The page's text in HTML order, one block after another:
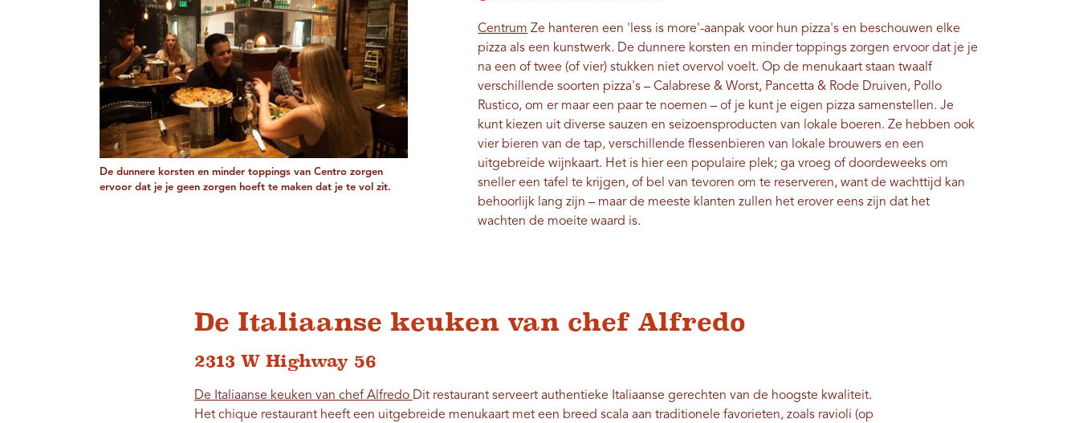
De dunnere korsten en minder toppings van Centro zorgen
ervoor dat je je geen zorgen hoeft te maken dat je te vol zit.
Centrum Ze hanteren een 'less is more'-aanpak voor hun pizza's en beschouwen elke
pizza als een kunstwerk. De dunnere korsten en minder toppings zorgen ervoor dat je je
na een of twee (of vier) stukken niet overvol voelt. Op de menukaart staan ​​twaalf
verschillende soorten pizza's – Calabrese & Worst, Pancetta & Rode Druiven, Pollo
Rustico, om er maar een paar te noemen – of je kunt je eigen pizza samenstellen. Je
kunt kiezen uit diverse sauzen en seizoensproducten van lokale boeren. Ze hebben ook
vier bieren van de tap, verschillende flessenbieren van lokale brouwers en een
uitgebreide wijnkaart. Het is hier een populaire plek; ga vroeg of doordeweeks om
sneller een tafel te krijgen, of bel van tevoren om te reserveren, want de wachttijd kan
behoorlijk lang zijn – maar de meeste klanten zullen het erover eens zijn dat het
wachten de moeite waard is.
De Italiaanse keuken van chef Alfredo
2313 W Highway 56
De Italiaanse keuken van chef Alfredo Dit restaurant serveert authentieke Italiaanse gerechten van de hoogste kwaliteit.
Het chique restaurant heeft een uitgebreide menukaart met een breed scala aan traditionele favorieten, zoals ravioli (op